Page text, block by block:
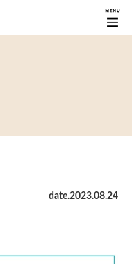
date.2023.08.24